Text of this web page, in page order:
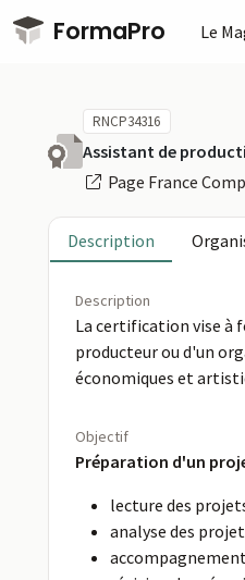
Passer au contenu principal
FormaPro Le
RNCP34316
Assistant de
Page France
Description
Description
La certification vise à
producteur ou d'un
économiques et
Objectif
Préparation d'un
lecture des
analyse des